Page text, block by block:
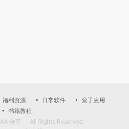
福利资源 日常软件
盒子应用
书籍教程
AA 分享
All Rights Reserved